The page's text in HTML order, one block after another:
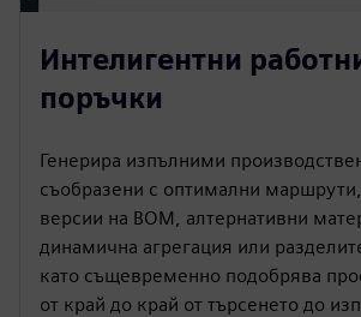
Интелигентни
поръчки
Генерира изпълними
съобразени с оптимални
версии на BOM, алтернативни
динамична агрегация или
като същевременно подобрява
от край до край от търсенето до